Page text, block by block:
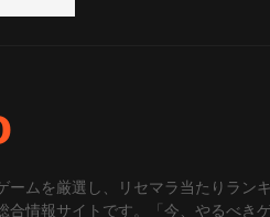
ムを厳選し、リセマラ当たりラン
情報サイトです。「今、やるべき